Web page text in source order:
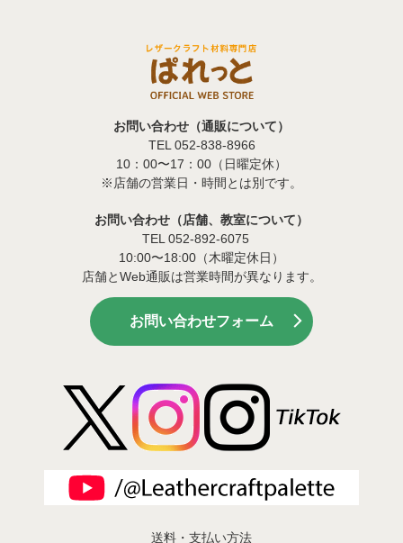
お問い合わせ（通販について）
TEL 052-838-8966
10：00〜17：00（日曜定休）
※店舗の営業日・時間とは別です。
お問い合わせ（店舗、教室について）
TEL 052-892-6075
10:00〜18:00（木曜定休日）
店舗とWeb通販は営業時間が異なります。
お問い合わせフォーム
送料・支払い方法